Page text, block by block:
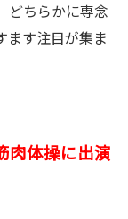
どちらかに専念
ます注目が集ま
肉体操に出演